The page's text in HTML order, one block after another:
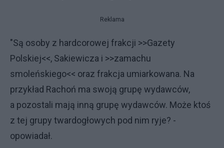
Reklama
"Są osoby z hardcorowej frakcji >>Gazety
Polskiej<<, Sakiewicza i >>zamachu
smoleńskiego<< oraz frakcja umiarkowana. Na
przykład Rachoń ma swoją grupę wydawców,
a pozostali mają inną grupę wydawców. Może ktoś
z tej grupy twardogłowych pod nim ryje? -
opowiadał.